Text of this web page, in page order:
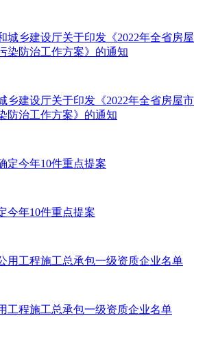
乡建设厅关于印发《2022年全省房屋市
防治工作方案》的通知
今年10件重点提案
工程施工总承包一级资质企业名单